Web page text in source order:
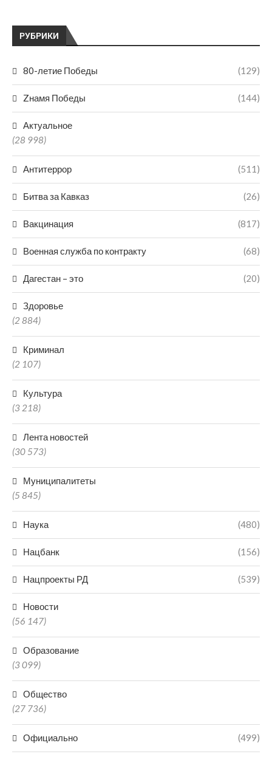
РУБРИКИ
80-летие Победы (129)
Zнамя Победы (144)
Актуальное
(28 998)
Антитеррор (511)
Битва за Кавказ (26)
Вакцинация (817)
Военная служба по контракту (68)
Дагестан – это (20)
Здоровье
(2 884)
Криминал
(2 107)
Культура
(3 218)
Лента новостей
(30 573)
Муниципалитеты
(5 845)
Наука (480)
Нацбанк (156)
Нацпроекты РД (539)
Новости
(56 147)
Образование
(3 099)
Общество
(27 736)
Официально (499)